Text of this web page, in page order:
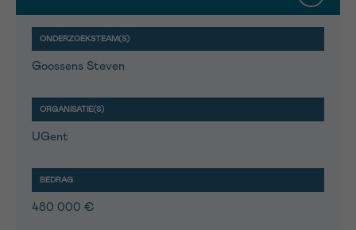
Goossens Steven
UGent
480 000 €